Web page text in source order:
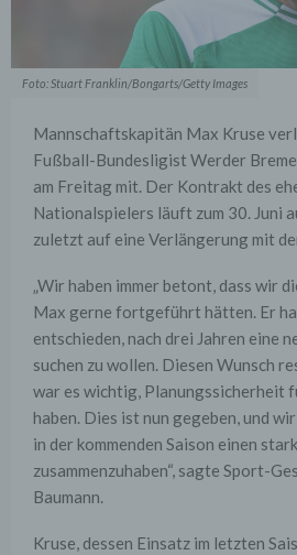
Foto: Stuart Franklin/Bongarts/Getty Images
Mannschaftskapitän Max Kruse
Fußball-Bundesligist Werder
am Freitag mit. Der Kontrakt des
Nationalspielers läuft zum 30. Juni
zuletzt auf eine Verlängerung mit
„Wir haben immer betont, dass wir
Max gerne fortgeführt hätten. Er
entschieden, nach drei Jahren eine
suchen zu wollen. Diesen Wunsch
war es wichtig, Planungssicherheit
haben. Dies ist nun gegeben, und
in der kommenden Saison einen
zusammenzuhaben“, sagte Sport-
Baumann.
Kruse, dessen Einsatz im letzten